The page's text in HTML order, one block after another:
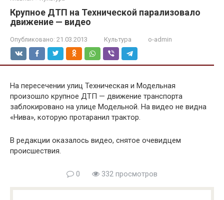
Крупное ДТП на Технической парализовало
движение — видео
Опубликовано: 21.03.2013 Культура o-admin
На пересечении улиц Техническая и Модельная
произошло крупное ДТП — движение транспорта
заблокировано на улице Модельной. На видео не видна
«Нива», которую протаранил трактор.
В редакции оказалось видео, снятое очевидцем
происшествия.
0 332 просмотров